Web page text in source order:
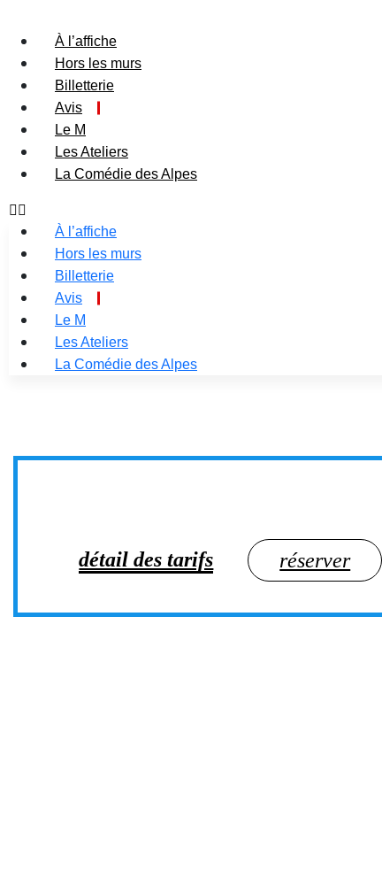
À l’affiche
Hors les murs
Billetterie
Avis
Le M
Les Ateliers
La Comédie des Alpes
À l’affiche
Hors les murs
Billetterie
Avis
Le M
Les Ateliers
La Comédie des Alpes
détail des tarifs réserver